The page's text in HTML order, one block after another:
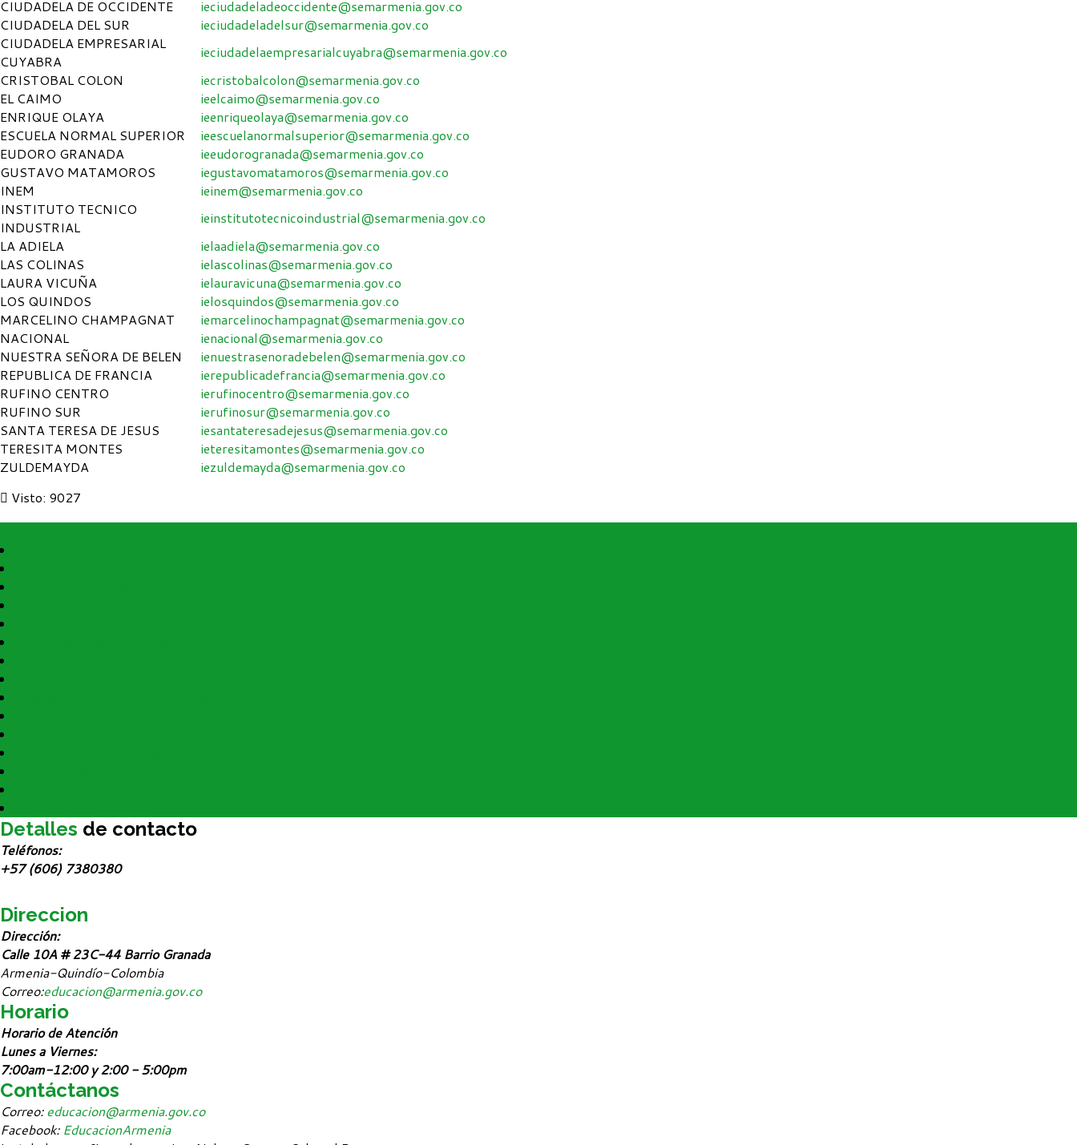
CIUDADELA DE OCCIDENTE
ieciudadeladeoccidente@semarmenia.gov.co
CIUDADELA DEL SUR
ieciudadeladelsur@semarmenia.gov.co
CIUDADELA EMPRESARIAL
CUYABRA
ieciudadelaempresarialcuyabra@semarmenia.gov.co
CRISTOBAL COLON
iecristobalcolon@semarmenia.gov.co
EL CAIMO
ieelcaimo@semarmenia.gov.co
ENRIQUE OLAYA
ieenriqueolaya@semarmenia.gov.co
ESCUELA NORMAL SUPERIOR
ieescuelanormalsuperior@semarmenia.gov.co
EUDORO GRANADA
ieeudorogranada@semarmenia.gov.co
GUSTAVO MATAMOROS
iegustavomatamoros@semarmenia.gov.co
INEM
ieinem@semarmenia.gov.co
INSTITUTO TECNICO
INDUSTRIAL
ieinstitutotecnicoindustrial@semarmenia.gov.co
LA ADIELA
ielaadiela@semarmenia.gov.co
LAS COLINAS
ielascolinas@semarmenia.gov.co
LAURA VICUÑA
ielauravicuna@semarmenia.gov.co
LOS QUINDOS
ielosquindos@semarmenia.gov.co
MARCELINO CHAMPAGNAT
iemarcelinochampagnat@semarmenia.gov.co
NACIONAL
ienacional@semarmenia.gov.co
NUESTRA SEÑORA DE BELEN
ienuestrasenoradebelen@semarmenia.gov.co
REPUBLICA DE FRANCIA
ierepublicadefrancia@semarmenia.gov.co
RUFINO CENTRO
ierufinocentro@semarmenia.gov.co
RUFINO SUR
ierufinosur@semarmenia.gov.co
SANTA TERESA DE JESUS
iesantateresadejesus@semarmenia.gov.co
TERESITA MONTES
ieteresitamontes@semarmenia.gov.co
ZULDEMAYDA
iezuldemayda@semarmenia.gov.co
Visto: 9027
Detalles de contacto
Teléfonos:
+57 (606) 7380380
Direccion
Dirección:
Calle 10A # 23C-44 Barrio Granada
Armenia-Quindío-Colombia
Correo:educacion@armenia.gov.co
Horario
Horario de Atención
Lunes a Viernes:
7:00am-12:00 y 2:00 - 5:00pm
Contáctanos
Correo:educacion@armenia.gov.co
Facebook: EducacionArmenia